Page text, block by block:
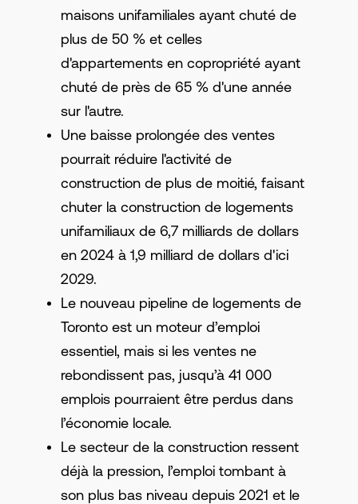
maisons unifamiliales ayant chuté de
plus de 50 % et celles
d'appartements en copropriété ayant
chuté de près de 65 % d'une année
sur l'autre.
Une baisse prolongée des ventes
pourrait réduire l'activité de
construction de plus de moitié, faisant
chuter la construction de logements
unifamiliaux de 6,7 milliards de dollars
en 2024 à 1,9 milliard de dollars d'ici
2029.
Le nouveau pipeline de logements de
Toronto est un moteur d’emploi
essentiel, mais si les ventes ne
rebondissent pas, jusqu’à 41 000
emplois pourraient être perdus dans
l’économie locale.
Le secteur de la construction ressent
déjà la pression, l’emploi tombant à
son plus bas niveau depuis 2021 et le